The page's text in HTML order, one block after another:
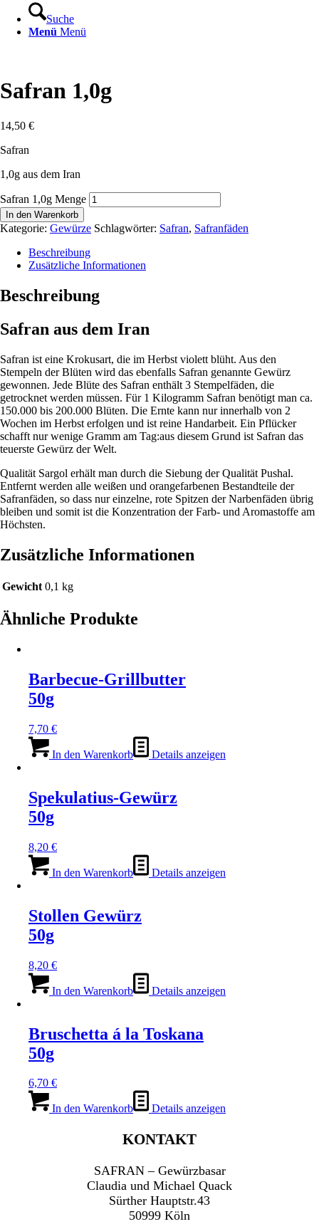
Suche
Menü Menü
Safran 1,0g
14,50 €
Safran
1,0g aus dem Iran
Safran 1,0g Menge
In den Warenkorb
Kategorie: Gewürze Schlagwörter: Safran, Safranfäden
Beschreibung
Zusätzliche Informationen
Beschreibung
Safran aus dem Iran
Safran ist eine Krokusart, die im Herbst violett blüht. Aus den
Stempeln der Blüten wird das ebenfalls Safran genannte Gewürz
gewonnen. Jede Blüte des Safran enthält 3 Stempelfäden, die
getrocknet werden müssen. Für 1 Kilogramm Safran benötigt man ca.
150.000 bis 200.000 Blüten. Die Ernte kann nur innerhalb von 2
Wochen im Herbst erfolgen und ist reine Handarbeit. Ein Pflücker
schafft nur wenige Gramm am Tag:aus diesem Grund ist Safran das
teuerste Gewürz der Welt.
Qualität Sargol erhält man durch die Siebung der Qualität Pushal.
Entfernt werden alle weißen und orangefarbenen Bestandteile der
Safranfäden, so dass nur einzelne, rote Spitzen der Narbenfäden übrig
bleiben und somit ist die Konzentration der Farb- und Aromastoffe am
Höchsten.
Zusätzliche Informationen
Gewicht 0,1 kg
Ähnliche Produkte
Barbecue-Grillbutter
50g
7,70 €
In den Warenkorb Details anzeigen
Spekulatius-Gewürz
50g
8,20 €
In den Warenkorb Details anzeigen
Stollen Gewürz
50g
8,20 €
In den Warenkorb Details anzeigen
Bruschetta á la Toskana
50g
6,70 €
In den Warenkorb Details anzeigen
KONTAKT
SAFRAN – Gewürzbasar
Claudia und Michael Quack
Sürther Hauptstr.43
50999 Köln